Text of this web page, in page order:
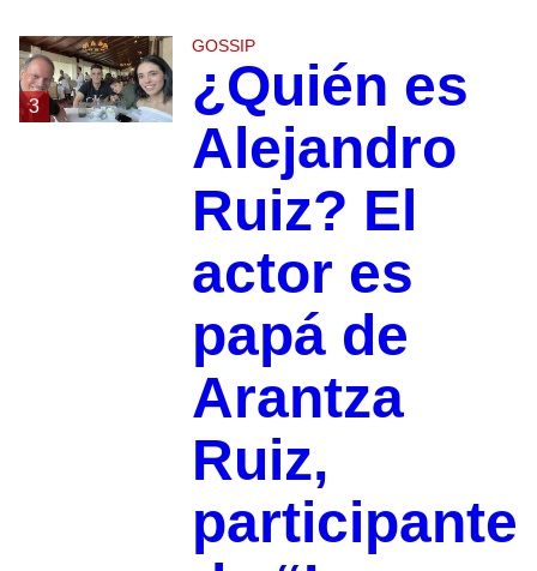
3
GOSSIP
¿Quién es
Alejandro
Ruiz? El
actor es
papá de
Arantza
Ruiz,
participante